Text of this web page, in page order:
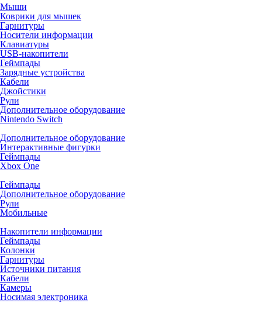
Мыши
Коврики для мышек
Гарнитуры
Носители информации
Клавиатуры
USB-накопители
Геймпады
Зарядные устройства
Кабели
Джойстики
Рули
Дополнительное оборудование
Nintendo Switch
Дополнительное оборудование
Интерактивные фигурки
Геймпады
Xbox One
Геймпады
Дополнительное оборудование
Рули
Мобильные
Накопители информации
Геймпады
Колонки
Гарнитуры
Источники питания
Кабели
Камеры
Носимая электроника